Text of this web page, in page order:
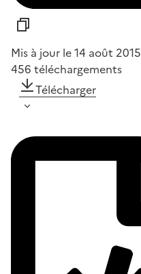
Mis à jour le 14 août 2015
456 téléchargements
Télécharger